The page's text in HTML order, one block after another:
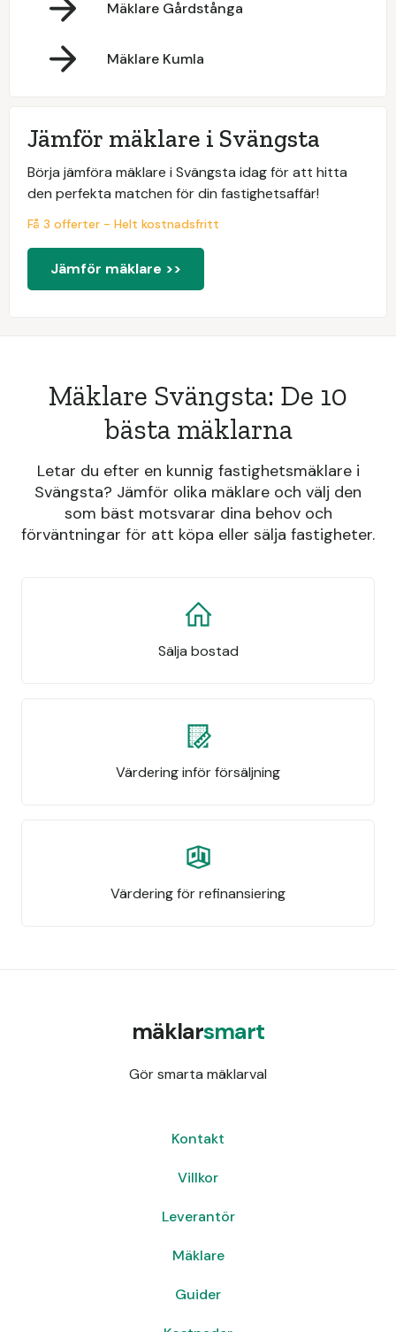
Mäklare Gårdstånga
Mäklare Kumla
Jämför mäklare i Svängsta
Börja jämföra mäklare i Svängsta idag för att hitta
den perfekta matchen för din fastighetsaffär!
Få 3 offerter - Helt kostnadsfritt
Jämför mäklare >>
Mäklare Svängsta: De 10
bästa mäklarna
Letar du efter en kunnig fastighetsmäklare i
Svängsta? Jämför olika mäklare och välj den
som bäst motsvarar dina behov och
förväntningar för att köpa eller sälja fastigheter.
Sälja bostad
Värdering inför försäljning
Värdering för refinansiering
mäklarsmart
Gör smarta mäklarval
Kontakt
Villkor
Leverantör
Mäklare
Guider